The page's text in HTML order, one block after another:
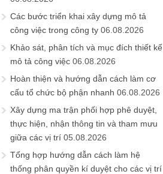
Các bước triển khai xây dựng mô tả
công việc trong công ty 06.08.2026
Khảo sát, phân tích và mục đích thiết kế
mô tả công việc 06.08.2026
Hoàn thiện và hướng dẫn cách làm cơ
cấu tổ chức bộ phận nhanh 06.08.2026
Xây dựng ma trận phối hợp phê duyệt,
thực hiện, nhận thông tin và tham mưu
giữa các vị trí 05.08.2026
Tổng hợp hướng dẫn cách làm hệ
thống phân quyền kí duyệt cho các vị trí